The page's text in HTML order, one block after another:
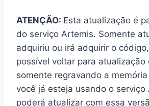
ATENÇÃO: Esta atualização é
do serviço Artemis. Somente
adquiriu ou irá adquirir o
possível voltar para atualização
somente regravando a
você já esteja usando o serviço
poderá atualizar com essa